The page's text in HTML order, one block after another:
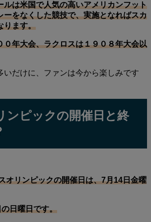
ルは米国で人気の高いアメリカンフット
ーをなくした競技で、実施となればスカ
ります。
０年大会、ラクロスは１９０８年大会以
いだけに、ファンは今から楽しみです
ンピックの開催日と終
オリンピックの開催日は、7月14日金曜
日曜日です。